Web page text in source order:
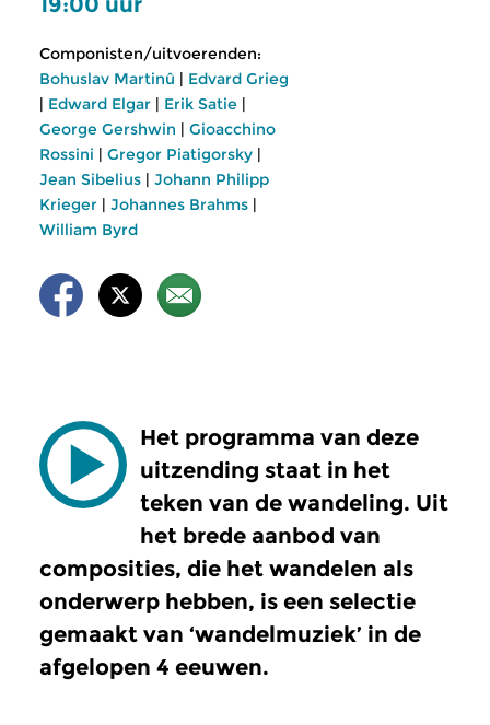
Componisten/uitvoerenden:
Bohuslav Martinû | Edvard Grieg
| Edward Elgar | Erik Satie |
George Gershwin | Gioacchino
Rossini | Gregor Piatigorsky |
Jean Sibelius | Johann Philipp
Krieger | Johannes Brahms |
William Byrd
Het programma van deze
uitzending staat in het
teken van de wandeling. Uit
het brede aanbod van
composities, die het wandelen als
onderwerp hebben, is een selectie
gemaakt van ‘wandelmuziek’ in de
afgelopen 4 eeuwen.